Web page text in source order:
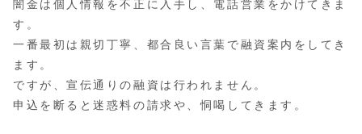
闇金は個人情報を不正に入手し、電話営業をかけてきま
す。
一番最初は親切丁寧、都合良い言葉で融資案内をしてき
ます。
ですが、宣伝通りの融資は行われません。
申込を断ると迷惑料の請求や、恫喝してきます。